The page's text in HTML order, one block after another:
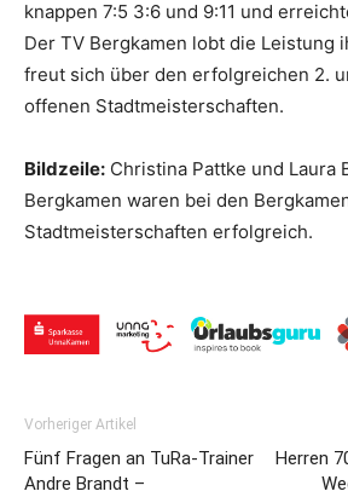
knappen 7:5 3:6 und 9:11 und
Der TV Bergkamen lobt die Leistung
freut sich über den erfolgreichen 2.
offenen Stadtmeisterschaften.
Bildzeile: Christina Pattke und Laura
Bergkamen waren bei den
Stadtmeisterschaften erfolgreich.
Vorheriger Artikel
Fünf Fragen an TuRa-Trainer
Andre Brandt –
Herren